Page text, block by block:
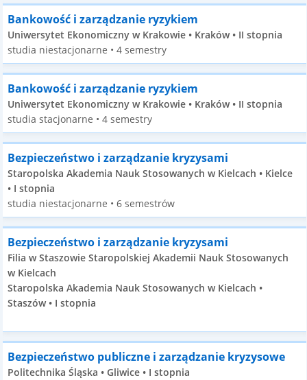
Bankowość i zarządzanie ryzykiem
Uniwersytet Ekonomiczny w Krakowie • Kraków • II stopnia
studia niestacjonarne • 4 semestry
Bankowość i zarządzanie ryzykiem
Uniwersytet Ekonomiczny w Krakowie • Kraków • II stopnia
studia stacjonarne • 4 semestry
Bezpieczeństwo i zarządzanie kryzysami
Staropolska Akademia Nauk Stosowanych w Kielcach • Kielce
• I stopnia
studia niestacjonarne • 6 semestrów
Bezpieczeństwo i zarządzanie kryzysami
Filia w Staszowie Staropolskiej Akademii Nauk Stosowanych
w Kielcach
Staropolska Akademia Nauk Stosowanych w Kielcach •
Staszów • I stopnia
Bezpieczeństwo publiczne i zarządzanie kryzysowe
Politechnika Śląska • Gliwice • I stopnia